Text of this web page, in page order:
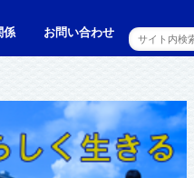
係 お問い合わせ